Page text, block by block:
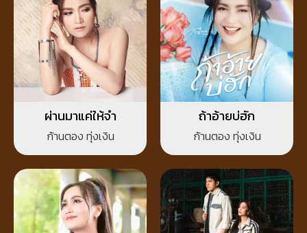
ผ่านมาแค่ให้จำ
ก้านตอง ทุ่งเงิน
ถ้าอ้ายบ่ฮัก
ก้านตอง ทุ่งเงิน